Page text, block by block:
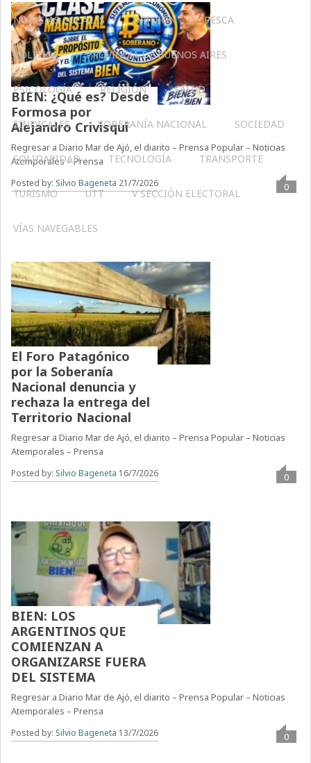
NOTICIAS LOCALES OPINIÓN PESCA
POLÍTICA PROVINCIA DE BUENOS AIRES
PSICOLOGÍA RELIGIÓN SALUD
SINDICALES SOBERANÍA NACIONAL SOCIEDAD
SOLIDARIDAD TECNOLOGÍA TRANSPORTE
TURISMO UTT V SECCIÓN ELECTORAL
VÍAS NAVEGABLES
BIEN: ¿Qué es? Desde
Formosa por
Alejandro Crivisqui
Regresar a Diario Mar de Ajó, el diarito – Prensa Popular – Noticias
Atemporales – Prensa
Posted by: Silvio Bageneta 21/7/2026 0
El Foro Patagónico
por la Soberanía
Nacional denuncia y
rechaza la entrega del
Territorio Nacional
Regresar a Diario Mar de Ajó, el diarito – Prensa Popular – Noticias
Atemporales – Prensa
Posted by: Silvio Bageneta 16/7/2026 0
BIEN: LOS
ARGENTINOS QUE
COMIENZAN A
ORGANIZARSE FUERA
DEL SISTEMA
Regresar a Diario Mar de Ajó, el diarito – Prensa Popular – Noticias
Atemporales – Prensa
Posted by: Silvio Bageneta 13/7/2026 0